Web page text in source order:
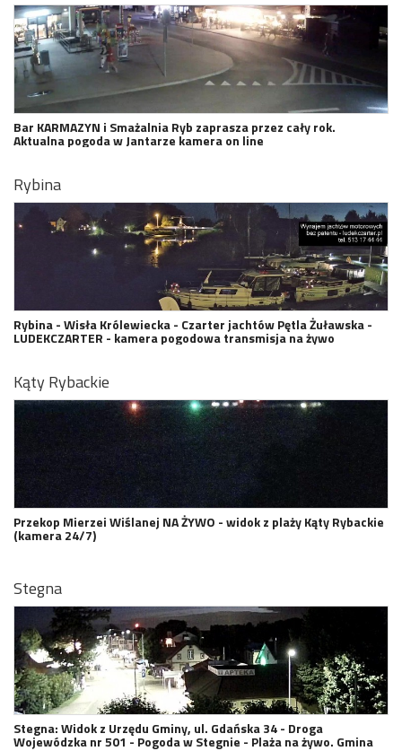
Bar KARMAZYN i Smażalnia Ryb zaprasza przez cały rok.
Aktualna pogoda w Jantarze kamera on line
Rybina
Rybina - Wisła Królewiecka - Czarter jachtów Pętla Żuławska -
LUDEKCZARTER - kamera pogodowa transmisja na żywo
Kąty Rybackie
Przekop Mierzei Wiślanej NA ŻYWO - widok z plaży Kąty Rybackie
(kamera 24/7)
Stegna
Stegna: Widok z Urzędu Gminy, ul. Gdańska 34 - Droga
Wojewódzka nr 501 - Pogoda w Stegnie - Plaża na żywo. Gmina